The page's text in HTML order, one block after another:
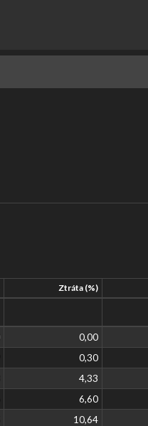
Ztráta (%)
0,00
0,30
4,33
6,60
10,64